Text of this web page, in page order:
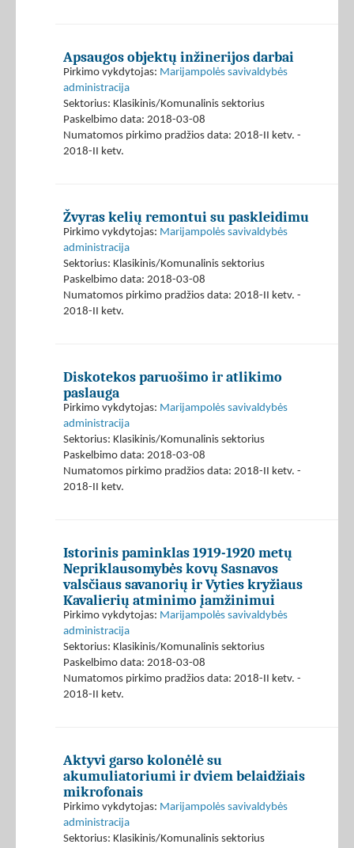
Apsaugos objektų inžinerijos darbai
Pirkimo vykdytojas: Marijampolės savivaldybės
administracija
Sektorius: Klasikinis/Komunalinis sektorius
Paskelbimo data: 2018-03-08
Numatomos pirkimo pradžios data: 2018-II ketv. -
2018-II ketv.
Žvyras kelių remontui su paskleidimu
Pirkimo vykdytojas: Marijampolės savivaldybės
administracija
Sektorius: Klasikinis/Komunalinis sektorius
Paskelbimo data: 2018-03-08
Numatomos pirkimo pradžios data: 2018-II ketv. -
2018-II ketv.
Diskotekos paruošimo ir atlikimo
paslauga
Pirkimo vykdytojas: Marijampolės savivaldybės
administracija
Sektorius: Klasikinis/Komunalinis sektorius
Paskelbimo data: 2018-03-08
Numatomos pirkimo pradžios data: 2018-II ketv. -
2018-II ketv.
Istorinis paminklas 1919-1920 metų
Nepriklausomybės kovų Sasnavos
valsčiaus savanorių ir Vyties kryžiaus
Kavalierių atminimo įamžinimui
Pirkimo vykdytojas: Marijampolės savivaldybės
administracija
Sektorius: Klasikinis/Komunalinis sektorius
Paskelbimo data: 2018-03-08
Numatomos pirkimo pradžios data: 2018-II ketv. -
2018-II ketv.
Aktyvi garso kolonėlė su
akumuliatoriumi ir dviem belaidžiais
mikrofonais
Pirkimo vykdytojas: Marijampolės savivaldybės
administracija
Sektorius: Klasikinis/Komunalinis sektorius